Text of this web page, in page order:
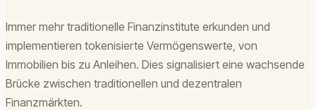
Immer mehr traditionelle Finanzinstitute erkunden und
implementieren tokenisierte Vermögenswerte, von
Immobilien bis zu Anleihen. Dies signalisiert eine wachsende
Brücke zwischen traditionellen und dezentralen
Finanzmärkten.